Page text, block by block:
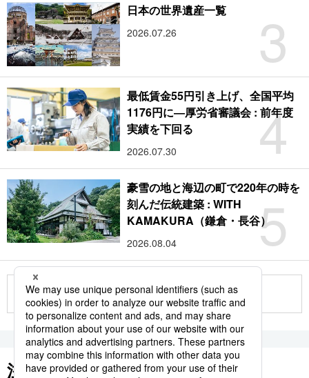
3
日本の世界遺産一覧
2026.07.26
4
最低賃金55円引き上げ、全国平均
1176円に―厚労省審議会 : 前年度
実績を下回る
2026.07.30
5
豪雪の地と海辺の町で220年の時を
刻んだ伝統建築 : WITH
KAMAKURA（鎌倉・長谷）
2026.08.04
もっと見る
注目のキーワード